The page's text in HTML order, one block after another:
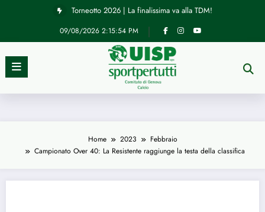
Torneotto 2026 | La finalissima va alla TDM!
09/08/2026 2:15:54 PM
Home 2023
Febbraio
Campionato Over 40: La Resistente raggiunge la testa della classifica
Campionato Over 40: La Resistente
raggiunge la testa della classifica